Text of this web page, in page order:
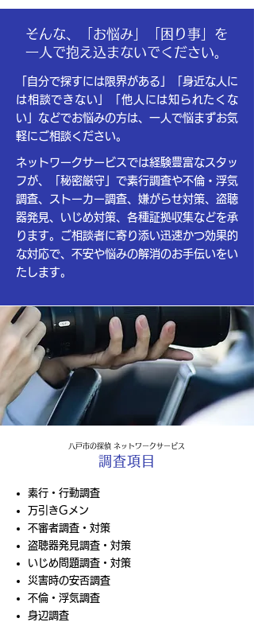
そんな、「お悩み」「困り事」を
一人で抱え込まないでください。
​「自分で探すには限界がある」「身近な人に
は相談できない」「他人には知られたくな
い」などでお悩みの方は、 一人で悩まずお気
軽にご相談ください。
ネットワークサービスでは経験豊富なスタッ
フが、「秘密厳守」で素行調査や不倫・浮気
調査、ストーカー調査、嫌がらせ対策、盗聴
器発見、いじめ対策、各種証拠収集などを承
ります。ご相談者に寄り添い迅速かつ効果的
な対応で、不安や悩みの解消のお手伝いをい
たします。
八戸市の探偵 ネットワークサービス
調査項目
素行・行動調査
万引きGメン
不審者調査・対策
盗聴器発見調査・対策
いじめ問題調査・対策
災害時の安否調査
不倫・浮気調査
身辺調査